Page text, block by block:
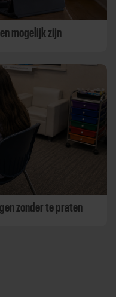
mogelijk zijn
zonder te praten